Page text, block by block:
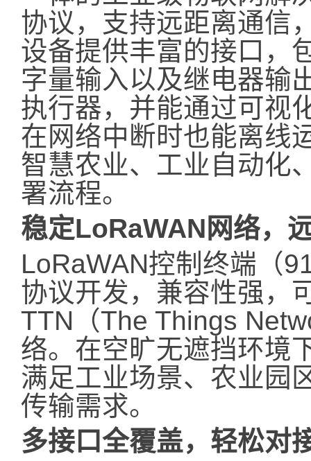
协议，支持远距离通信
设备提供丰富的接口，
字量输入以及继电器输
执行器，并能通过可视
在网络中断时也能离线
智慧农业、工业自动化
署流程。
稳定LoRaWAN网络，
LoRaWAN控制终端（
协议开发，兼容性强，
TTN（The Things
络。在空旷无遮挡环境
满足工业场景、农业园
传输需求。
多接口全覆盖，轻松对